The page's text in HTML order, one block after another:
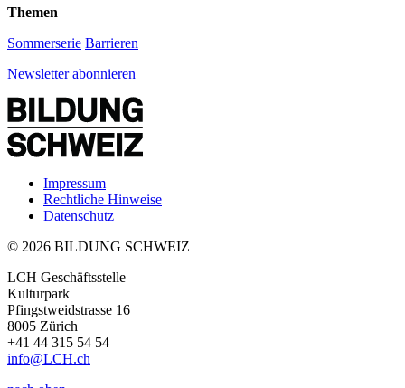
Themen
Sommerserie Barrieren
Newsletter abonnieren
Impressum
Rechtliche Hinweise
Datenschutz
© 2026 BILDUNG SCHWEIZ
LCH Geschäftsstelle
Kulturpark
Pfingstweidstrasse 16
8005 Zürich
+41 44 315 54 54
info@LCH.ch